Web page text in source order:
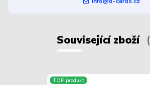
Související zboží
TOP produkt